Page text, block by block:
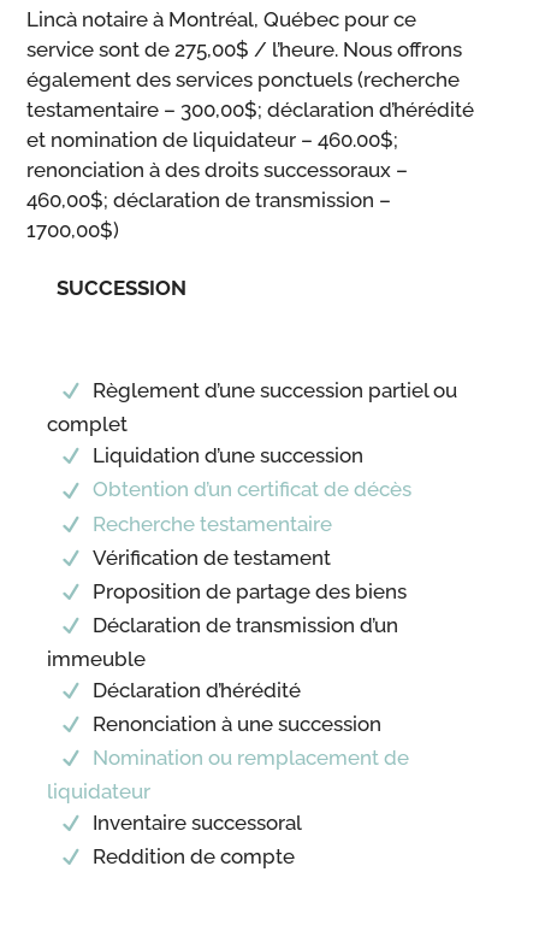
Lincà notaire à Montréal, Québec pour ce
service sont de 275,00$ / l’heure. Nous offrons
également des services ponctuels (recherche
testamentaire – 300,00$; déclaration d’hérédité
et nomination de liquidateur – 460.00$;
renonciation à des droits successoraux –
460,00$; déclaration de transmission –
1700,00$)
SUCCESSION
Règlement d’une succession partiel ou
complet
Liquidation d’une succession
Obtention d’un certificat de décès
Recherche testamentaire
Vérification de testament
Proposition de partage des biens
Déclaration de transmission d’un
immeuble
Déclaration d’hérédité
Renonciation à une succession
Nomination ou remplacement de
liquidateur
Inventaire successoral
Reddition de compte